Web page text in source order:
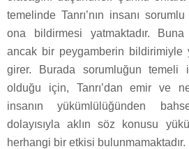
temelinde Tanrı’nın insanı
ona bildirmesi yatmaktadır.
ancak bir peygamberin bildirimiyle
girer. Burada sorumluğun
olduğu için, Tanrı’dan emir ve
insanın yükümlülüğünden
dolayısıyla aklın söz konusu
herhangi bir etkisi bulunmamaktadır.